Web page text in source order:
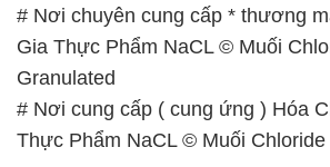
# Nơi chuyên cung cấp * thương
Gia Thực Phẩm NaCL © Muối
Granulated
# Nơi cung cấp ( cung ứng ) Hóa
Thực Phẩm NaCL © Muối